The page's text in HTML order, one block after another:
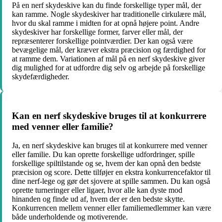
På en nerf skydeskive kan du finde forskellige typer mål, der
kan ramme. Nogle skydeskiver har traditionelle cirkulære mål,
hvor du skal ramme i midten for at opnå højere point. Andre
skydeskiver har forskellige former, farver eller mål, der
repræsenterer forskellige pointværdier. Der kan også være
bevægelige mål, der kræver ekstra præcision og færdighed for
at ramme dem. Variationen af mål på en nerf skydeskive giver
dig mulighed for at udfordre dig selv og arbejde på forskellige
skydefærdigheder.
Kan en nerf skydeskive bruges til at konkurrere
med venner eller familie?
Ja, en nerf skydeskive kan bruges til at konkurrere med venner
eller familie. Du kan oprette forskellige udfordringer, spille
forskellige spiltilstande og se, hvem der kan opnå den bedste
præcision og score. Dette tilføjer en ekstra konkurrencefaktor til
dine nerf-lege og gør det sjovere at spille sammen. Du kan også
oprette turneringer eller ligaer, hvor alle kan dyste mod
hinanden og finde ud af, hvem der er den bedste skytte.
Konkurrencen mellem venner eller familiemedlemmer kan være
både underholdende og motiverende.